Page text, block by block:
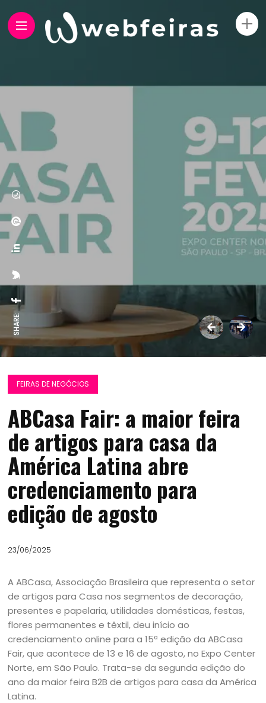
SHARE:
FEIRAS DE NEGÓCIOS
ABCasa Fair: a maior feira
de artigos para casa da
América Latina abre
credenciamento para
edição de agosto
23/06/2025
A ABCasa, Associação Brasileira que representa o setor
de artigos para Casa nos segmentos de decoração,
presentes e papelaria, utilidades domésticas, festas,
flores permanentes e têxtil, deu início ao
credenciamento online para a 15ª edição da ABCasa
Fair, que acontece de 13 e 16 de agosto, no Expo Center
Norte, em São Paulo. Trata-se da segunda edição do
ano da maior feira B2B de artigos para casa da América
Latina.